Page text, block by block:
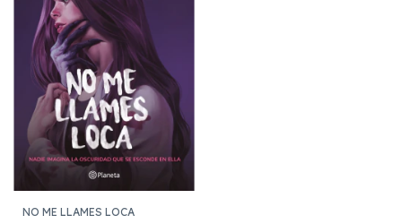
NO ME LLAMES LOCA